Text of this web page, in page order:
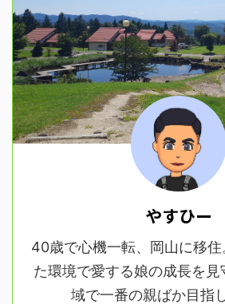
やすひー
40歳で心機一転、岡山に移住
た環境で愛する娘の成長を
域で一番の親ばか目指